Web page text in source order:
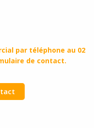
par téléphone au 02
de contact.